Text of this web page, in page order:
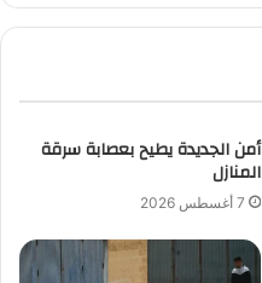
أمن الجديدة يطيح بعصابة سرقة
المنازل
7 أغسطس 2026